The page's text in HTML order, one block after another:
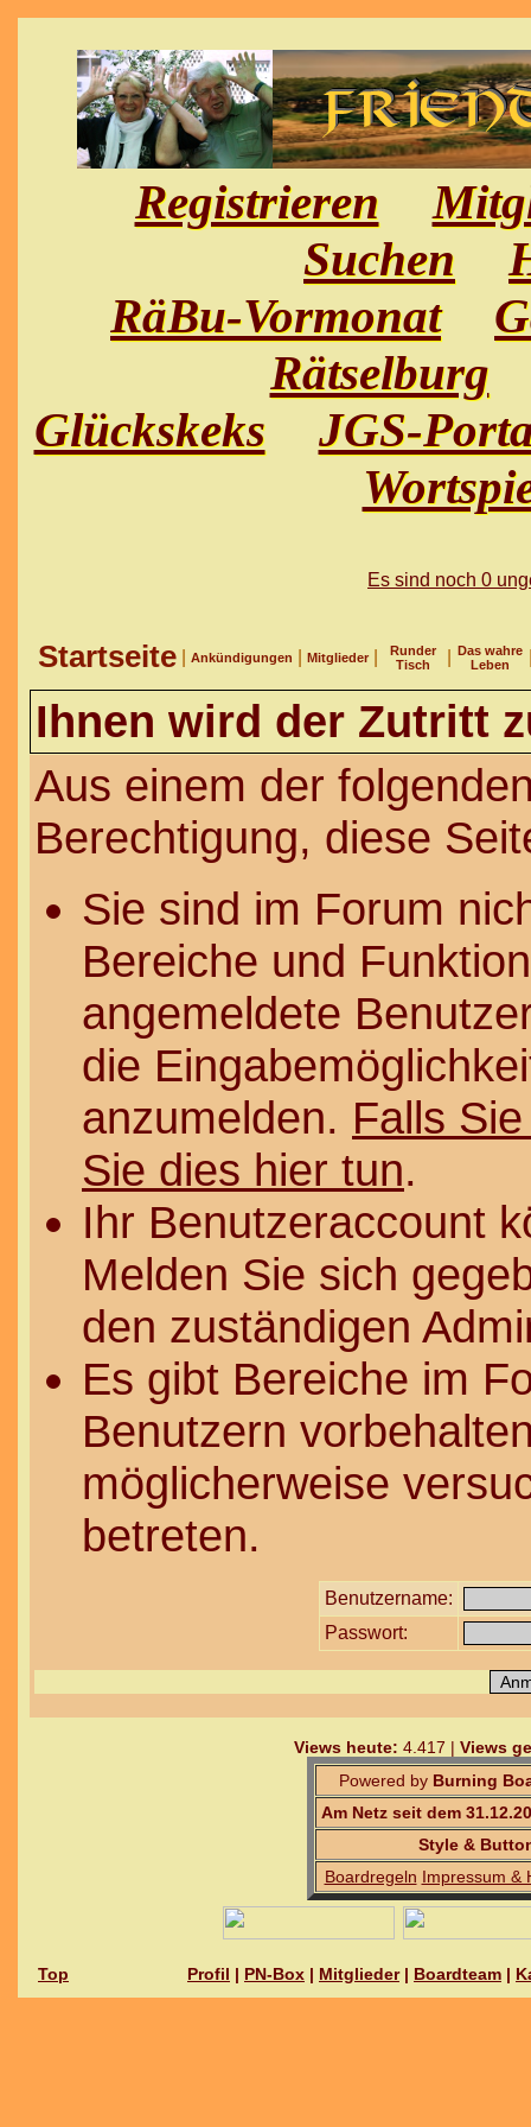
Registrieren
Suchen
RäBu-Vormonat
Rätselburg
Glückskeks
JGS-
Es sind noch 0
Startseite Ankündigungen Mitglieder
Runder
Tisch
Das wahre
Leben
Ihnen wird der Zutritt
Aus einem der
Berechtigung, diese
Sie sind im Forum
Bereiche und
angemeldete
die
anzumelden. Falls
Sie dies hier tun.
Ihr Benutzeraccount
Melden Sie sich
den zuständigen
Es gibt Bereiche im
Benutzern
möglicherweise
betreten.
Benutzername:
Passwort:
Views heute: 4.417 | Views
Powered by Burning
Am Netz seit dem
Style &
Boardregeln Impressum &
Top Profil | PN-Box | Mitglieder| Boardteam |